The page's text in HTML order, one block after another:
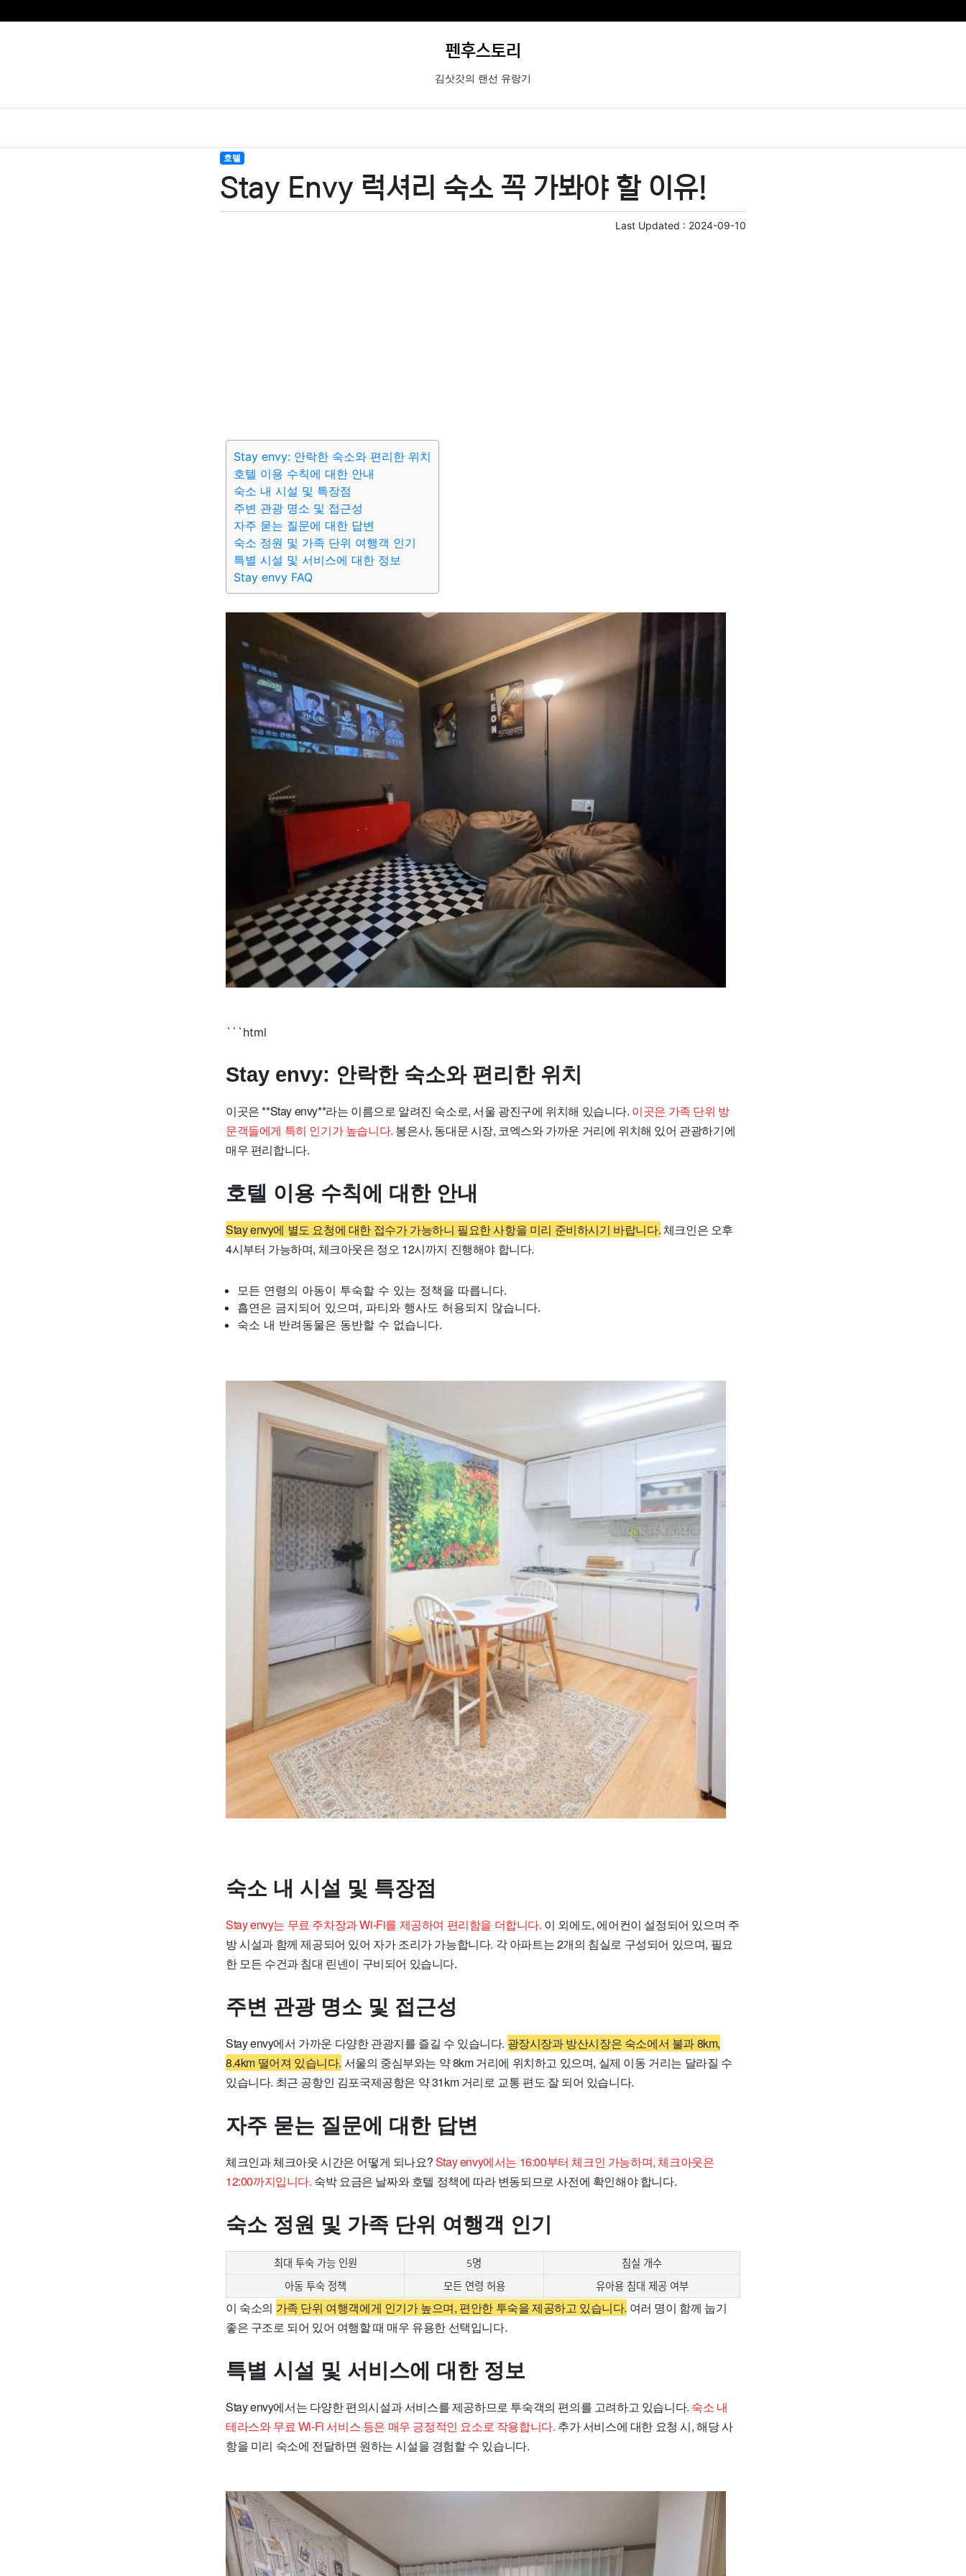
펜후스토리
김삿갓의 랜선 유랑기
호텔
Stay Envy 럭셔리 숙소 꼭 가봐야 할 이유!
Last Updated : 2024-09-10
Stay envy: 안락한 숙소와 편리한 위치
호텔 이용 수칙에 대한 안내
숙소 내 시설 및 특장점
주변 관광 명소 및 접근성
자주 묻는 질문에 대한 답변
숙소 정원 및 가족 단위 여행객 인기
특별 시설 및 서비스에 대한 정보
Stay envy FAQ
```html
Stay envy: 안락한 숙소와 편리한 위치
이곳은 **Stay envy**라는 이름으로 알려진 숙소로, 서울 광진구에 위치해 있습니다. 이곳은 가족 단위 방
문객들에게 특히 인기가 높습니다. 봉은사, 동대문 시장, 코엑스와 가까운 거리에 위치해 있어 관광하기에
매우 편리합니다.
호텔 이용 수칙에 대한 안내
Stay envy에 별도 요청에 대한 접수가 가능하니 필요한 사항을 미리 준비하시기 바랍니다.체크인은 오후
4시부터 가능하며, 체크아웃은 정오 12시까지 진행해야 합니다.
모든 연령의 아동이 투숙할 수 있는 정책을 따릅니다.
흡연은 금지되어 있으며, 파티와 행사도 허용되지 않습니다.
숙소 내 반려동물은 동반할 수 없습니다.
숙소 내 시설 및 특장점
Stay envy는 무료 주차장과 Wi-Fi를 제공하여 편리함을 더합니다. 이 외에도, 에어컨이 설정되어 있으며 주
방 시설과 함께 제공되어 있어 자가 조리가 가능합니다. 각 아파트는 2개의 침실로 구성되어 있으며, 필요
한 모든 수건과 침대 린넨이 구비되어 있습니다.
주변 관광 명소 및 접근성
Stay envy에서 가까운 다양한 관광지를 즐길 수 있습니다. 광장시장과 방산시장은 숙소에서 불과 8km,
8.4km 떨어져 있습니다. 서울의 중심부와는 약 8km 거리에 위치하고 있으며, 실제 이동 거리는 달라질 수
있습니다. 최근 공항인 김포국제공항은 약 31km 거리로 교통 편도 잘 되어 있습니다.
자주 묻는 질문에 대한 답변
체크인과 체크아웃 시간은 어떻게 되나요?Stay envy에서는 16:00부터 체크인 가능하며, 체크아웃은
12:00까지입니다. 숙박 요금은 날짜와 호텔 정책에 따라 변동되므로 사전에 확인해야 합니다.
숙소 정원 및 가족 단위 여행객 인기
최대 투숙 가능 인원 5명
침실 개수
아동 투숙 정책
모든 연령 허용 유아용 침대 제공 여부
이 숙소의 가족 단위 여행객에게 인기가 높으며, 편안한 투숙을 제공하고 있습니다. 여러 명이 함께 눕기
좋은 구조로 되어 있어 여행할 때 매우 유용한 선택입니다.
특별 시설 및 서비스에 대한 정보
Stay envy에서는 다양한 편의시설과 서비스를 제공하므로 투숙객의 편의를 고려하고 있습니다. 숙소 내
테라스와 무료 Wi-Fi 서비스 등은 매우 긍정적인 요소로 작용합니다. 추가 서비스에 대한 요청 시, 해당 사
항을 미리 숙소에 전달하면 원하는 시설을 경험할 수 있습니다.